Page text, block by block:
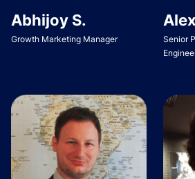
Abhijoy S.
Growth Marketing Manager
Senior